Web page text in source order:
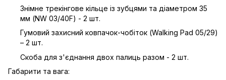
Знімне трекінгове кільце із зубцями та діаметром 35
мм (NW 03/40F) - 2 шт.
Гумовий захисний ковпачок-чобіток (Walking Pad 05/29)
– 2 шт.
Скоба для з'єднання двох палиць разом - 2 шт.
Габарити та вага: